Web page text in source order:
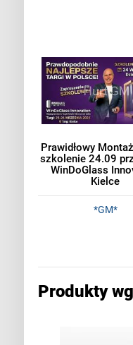
Prawidłowy
szkolenie 24.09
WinDoGlass
Kielce
*GM*
Produkty